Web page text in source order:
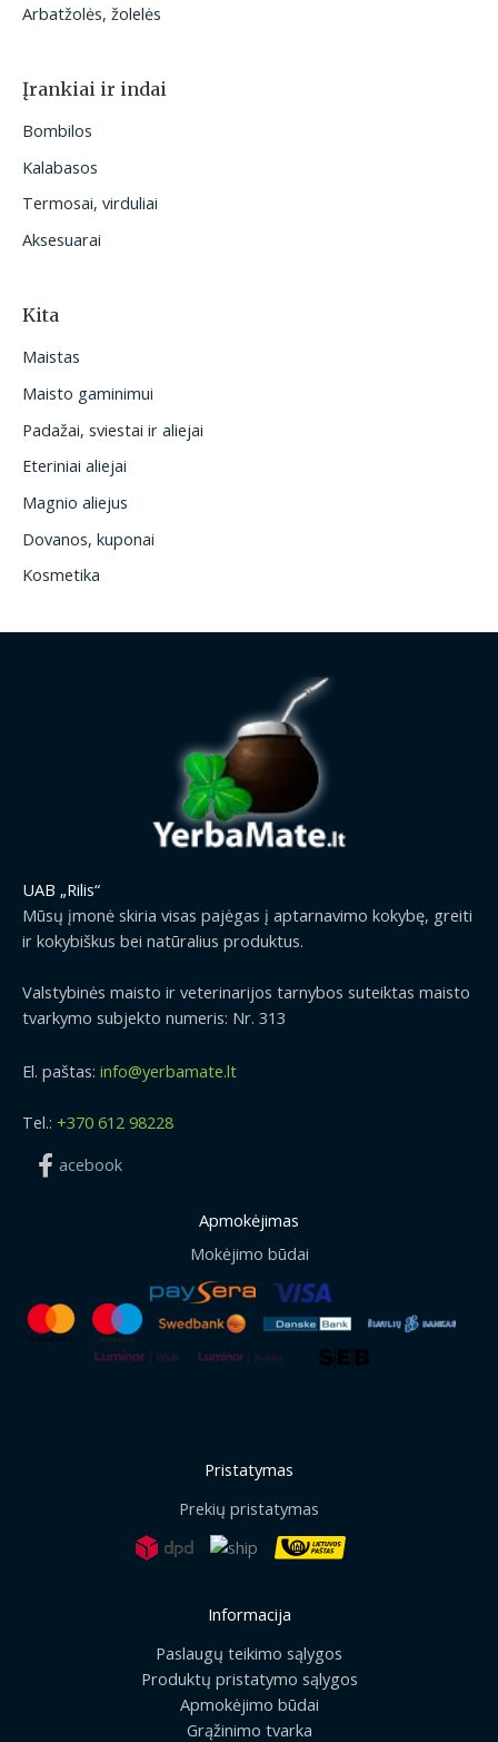
Arbatžolės, žolelės
Įrankiai ir indai
Bombilos
Kalabasos
Termosai, virduliai
Aksesuarai
Kita
Maistas
Maisto gaminimui
Padažai, sviestai ir aliejai
Eteriniai aliejai
Magnio aliejus
Dovanos, kuponai
Kosmetika
UAB „Rilis“
Mūsų įmonė skiria visas pajėgas į aptarnavimo kokybę, greiti
ir kokybiškus bei natūralius produktus.
Valstybinės maisto ir veterinarijos tarnybos suteiktas maisto
tvarkymo subjekto numeris: Nr. 313
El. paštas: info@yerbamate.lt
Tel.: +370 612 98228
acebook
Apmokėjimas
Mokėjimo būdai
Pristatymas
Prekių pristatymas
Informacija
Paslaugų teikimo sąlygos
Produktų pristatymo sąlygos
Apmokėjimo būdai
Grąžinimo tvarka